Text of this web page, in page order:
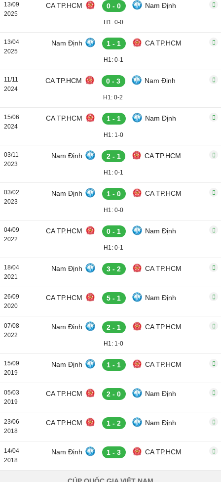
13/09
2025
CA TP.HCM 0 - 0 Nam Định
H1: 0-0
13/04
2025
Nam Định 1 - 1 CA TP.HCM
H1: 0-1
11/11
2024
CA TP.HCM 0 - 3 Nam Định
H1: 0-2
15/06
2024
CA TP.HCM 1 - 1 Nam Định
H1: 1-0
03/11
2023
Nam Định 2 - 1 CA TP.HCM
H1: 0-1
03/02
2023
Nam Định 1 - 0 CA TP.HCM
H1: 0-0
04/09
2022
CA TP.HCM 0 - 1 Nam Định
H1: 0-1
18/04
2021
Nam Định 3 - 2 CA TP.HCM
26/09
2020
CA TP.HCM 5 - 1 Nam Định
07/08
2022
Nam Định 2 - 1 CA TP.HCM
H1: 1-0
15/09
2019
Nam Định 1 - 1 CA TP.HCM
05/03
2019
CA TP.HCM 2 - 0 Nam Định
23/06
2018
CA TP.HCM 1 - 2 Nam Định
14/04
2018
Nam Định 1 - 3 CA TP.HCM